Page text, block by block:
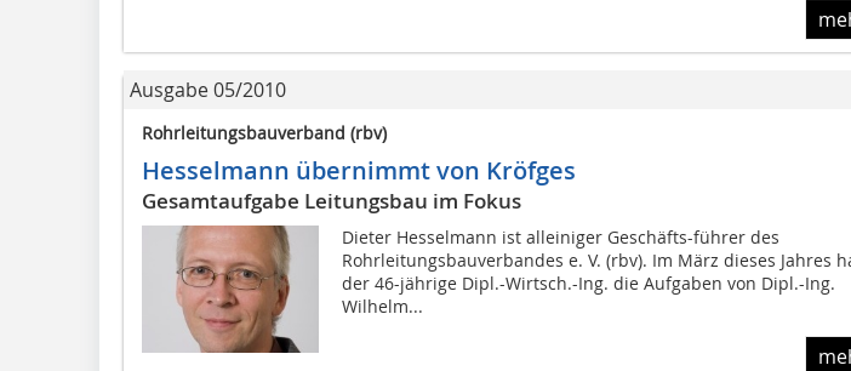
Ausgabe 05/2010
Rohrleitungsbauverband (rbv)
Hesselmann übernimmt von Kröfges
Gesamtaufgabe Leitungsbau im Fokus
Dieter Hesselmann ist alleiniger Geschäfts-führer des
Rohrleitungsbauverbandes e. V. (rbv). Im März dieses Jahres
der 46-jährige Dipl.-Wirtsch.-Ing. die Aufgaben von Dipl.-Ing.
Wilhelm...